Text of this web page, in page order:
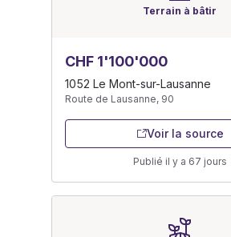
Terrain à bâtir
CHF 1'100'000
1052 Le Mont-sur-Lausanne
Route de Lausanne, 90
Voir la source
Publié il y a 67 jours